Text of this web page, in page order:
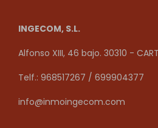
INGECOM, S.L.
Alfonso XIII, 46 bajo. 30310 -
Telf.: 968517267 / 699904377
info@inmoingecom.com